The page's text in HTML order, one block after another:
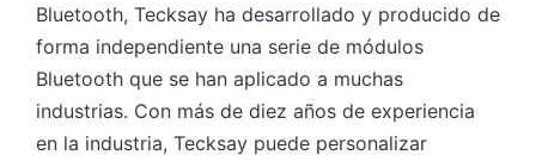
Bluetooth, Tecksay ha desarrollado y producido de
forma independiente una serie de módulos
Bluetooth que se han aplicado a muchas
industrias. Con más de diez años de experiencia
en la industria, Tecksay puede personalizar